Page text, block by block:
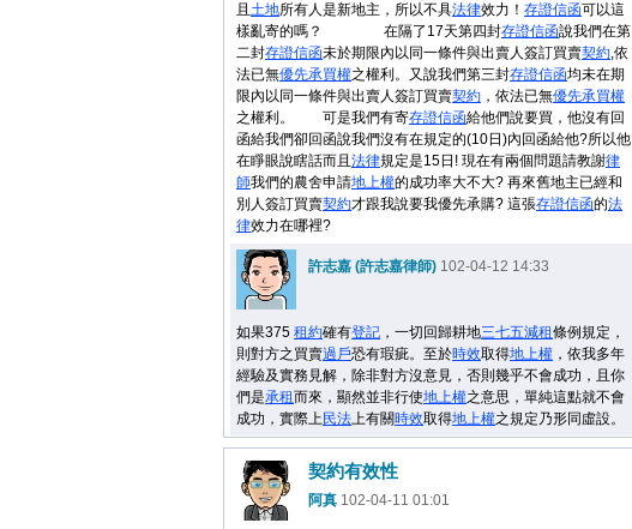
且 土地所有人是新地主，所以不具法律效力！ 存證信函可以這
樣亂寄的嗎？ 在隔了17天第四封存證信函說我們在第
二封存證信函未於期限內以同一條件與出賣人簽訂買賣契約,依
法已無優先承買權之權利。又說我們第三封存證信函均未在期
限內以同一條件與出賣人簽訂買賣契約 ，依法已無優先承買權
之權利。 可是我們有寄存證信函給他們說要買，他沒有回
函給我們卻回函說我們沒有在規定的(10日)內回函給他?所以他
在睜眼說瞎話而且 法律規定是15日! 現在有兩個問題請教謝律
師我們的農舍申請地上權的成功率大不大? 再來舊地主已經和
別人簽訂買賣契約才跟我說要我優先承購? 這張存證信函的法
律效力在哪裡?
許志嘉 (許志嘉律師) 102-04-12 14:33
如果375 租約確有登記 ，一切回歸耕地三七五減租條例規定，
則對方之買賣過戶恐有瑕疵。至於時效取得地上權 ，依我多年
經驗及實務見解，除非對方沒意見，否則幾乎不會成功，且你
們是承租而來，顯然並非行使地上權之意思，單純這點就不會
成功，實際上民法上有關時效取得地上權之規定乃形同虛設。
契約有效性
阿真 102-04-11 01:01